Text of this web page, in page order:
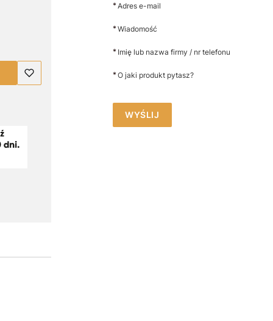
*Adres e-mail
*Wiadomość
* Imię lub nazwa firmy / nr telefonu
*O jaki produkt pytasz?
WYŚLIJ